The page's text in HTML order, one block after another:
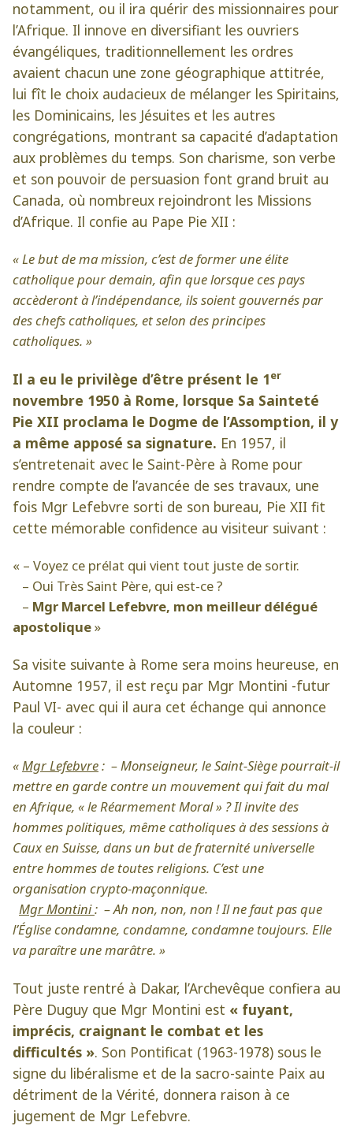
notamment, ou il ira quérir des missionnaires pour
l’Afrique. Il innove en diversifiant les ouvriers
évangéliques, traditionnellement les ordres
avaient chacun une zone géographique attitrée,
lui fît le choix audacieux de mélanger les Spiritains,
les Dominicains, les Jésuites et les autres
congrégations, montrant sa capacité d’adaptation
aux problèmes du temps. Son charisme, son verbe
et son pouvoir de persuasion font grand bruit au
Canada, où nombreux rejoindront les Missions
d’Afrique. Il confie au Pape Pie XII :
« Le but de ma mission, c’est de former une élite
catholique pour demain, afin que lorsque ces pays
accèderont à l’indépendance, ils soient gouvernés par
des chefs catholiques, et selon des principes
catholiques. »
Il a eu le privilège d’être présent le 1er
novembre 1950 à Rome, lorsque Sa Sainteté
Pie XII proclama le Dogme de l’Assomption, il y
a même apposé sa signature. En 1957, il
s’entretenait avec le Saint-Père à Rome pour
rendre compte de l’avancée de ses travaux, une
fois Mgr Lefebvre sorti de son bureau, Pie XII fit
cette mémorable confidence au visiteur suivant :
« – Voyez ce prélat qui vient tout juste de sortir.
– Oui Très Saint Père, qui est-ce ?
– Mgr Marcel Lefebvre, mon meilleur délégué
apostolique»
Sa visite suivante à Rome sera moins heureuse, en
Automne 1957, il est reçu par Mgr Montini -futur
Paul VI- avec qui il aura cet échange qui annonce
la couleur :
«Mgr Lefebvre: – Monseigneur, le Saint-Siège pourrait-il
mettre en garde contre un mouvement qui fait du mal
en Afrique, « le Réarmement Moral » ? Il invite des
hommes politiques, même catholiques à des sessions à
Caux en Suisse, dans un but de fraternité universelle
entre hommes de toutes religions. C’est une
organisation crypto-maçonnique.
Mgr Montini: – Ah non, non, non ! Il ne faut pas que
l’Église condamne, condamne, condamne toujours. Elle
va paraître une marâtre. »
Tout juste rentré à Dakar, l’Archevêque confiera au
Père Duguy que Mgr Montini est « fuyant,
imprécis, craignant le combat et les
difficultés ». Son Pontificat (1963-1978) sous le
signe du libéralisme et de la sacro-sainte Paix au
détriment de la Vérité, donnera raison à ce
jugement de Mgr Lefebvre.